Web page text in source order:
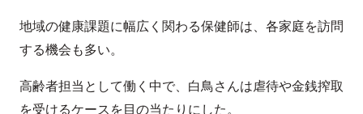
地域の健康課題に幅広く関わる保健師は、各家庭を訪問
する機会も多い。
高齢者担当として働く中で、白鳥さんは虐待や金銭搾取
を受けるケースを目の当たりにした。